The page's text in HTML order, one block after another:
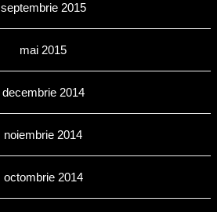
septembrie 2015
mai 2015
decembrie 2014
noiembrie 2014
octombrie 2014